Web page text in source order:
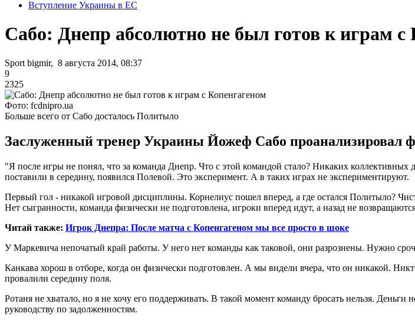
Вступление Украины в ЕС
Сабо: Днепр абсолютно не был готов к играм с
Sport bigmir, 8 августа 2014, 08:37
9
2325
Фото: fcdnipro.ua
Больше всего от Сабо досталось Политыло
Заслуженный тренер Украины Йожеф Сабо проанализировал
"Я после игры не понял, что за команда Днепр. Что с этой командой стало? Никаких
поставили в середину, появился Полевой. Это эксперимент. А в таких играх не экспериментируют.
Первый гол - никакой игровой дисциплины. Корнелиус пошел вперед, а где остался Политыло?
Нет сыгранности, команда физически не подготовлена, игроки вперед идут, а назад не
Читай также: Игрок Днепра: После матча с Копенгагеном мы все просто в шоке
У Маркевича непочатый край работы. У него нет команды как таковой, они разрознены. Нужно
Канкава хорош в отборе, когда он физически подготовлен. А мы видели вчера, что он никакой.
провалили середину поля.
Ротаня не хватало, но я не хочу его поддерживать. В такой момент команду бросать нельзя.
руководству по задолженностям.